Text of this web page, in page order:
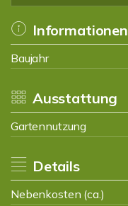
Informationen
Baujahr
Ausstattung
Gartennutzung
Details
Nebenkosten (ca.)